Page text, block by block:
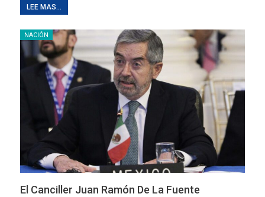
LEE MAS...
NACIÓN
El Canciller Juan Ramón De La Fuente